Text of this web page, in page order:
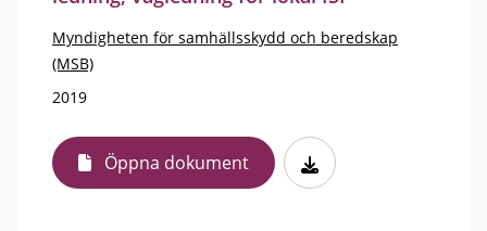
Myndigheten för samhällsskydd och beredskap
(MSB)
2019
Öppna dokument